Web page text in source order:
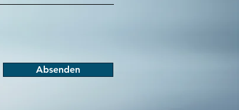
Absenden